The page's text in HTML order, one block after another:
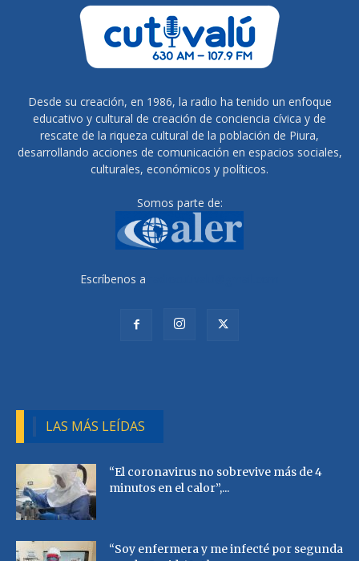
Desde su creación, en 1986, la radio ha tenido un enfoque
educativo y cultural de creación de conciencia cívica y de
rescate de la riqueza cultural de la población de Piura,
desarrollando acciones de comunicación en espacios sociales,
culturales, económicos y políticos.
Somos parte de:
Escríbenos a
LAS MÁS LEÍDAS
“El coronavirus no sobrevive más de 4
minutos en el calor”,...
“Soy enfermera y me infecté por segunda